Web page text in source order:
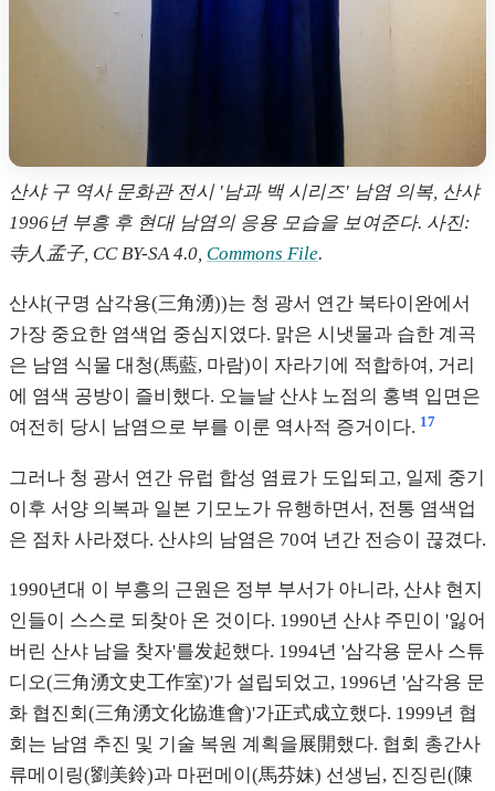
산샤 구 역사 문화관 전시 '남과 백 시리즈' 남염 의복, 산샤
1996년 부흥 후 현대 남염의 응용 모습을 보여준다. 사진:
寺人孟子, CC BY-SA 4.0, Commons File.
산샤(구명 삼각용(三角湧))는 청 광서 연간 북타이완에서
가장 중요한 염색업 중심지였다. 맑은 시냇물과 습한 계곡
은 남염 식물 대청(馬藍, 마람)이 자라기에 적합하여, 거리
에 염색 공방이 즐비했다. 오늘날 산샤 노점의 홍벽 입면은
여전히 당시 남염으로 부를 이룬 역사적 증거이다. 17
그러나 청 광서 연간 유럽 합성 염료가 도입되고, 일제 중기
이후 서양 의복과 일본 기모노가 유행하면서, 전통 염색업
은 점차 사라졌다. 산샤의 남염은 70여 년간 전승이 끊겼다.
1990년대 이 부흥의 근원은 정부 부서가 아니라, 산샤 현지
인들이 스스로 되찾아 온 것이다. 1990년 산샤 주민이 '잃어
버린 산샤 남을 찾자'를发起했다. 1994년 '삼각용 문사 스튜
디오(三角湧文史工作室)'가 설립되었고, 1996년 '삼각용 문
화 협진회(三角湧文化協進會)'가正式成立했다. 1999년 협
회는 남염 추진 및 기술 복원 계획을展開했다. 협회 총간사
류메이링(劉美鈴)과 마펀메이(馬芬妹) 선생님, 진징린(陳